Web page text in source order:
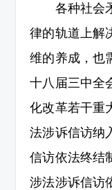
各种社会矛
律的轨道上解
维的养成，也
十八届三中全
化改革若干重
法涉诉信访纳
信访依法终结
涉法涉诉信访